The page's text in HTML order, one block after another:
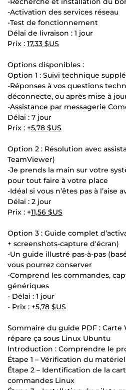
-Activation des services réseau
-Test de fonctionnement
Délai de livraison : 1 jour
Prix : 17,33 $US
Options disponibles :
Option 1 : Suivi technique
-Réponses à vos questions
déconnecte, ou après mise à
-Assistance par messagerie
Délai : 7 jour
Prix : +5,78 $US
Option 2 : Résolution avec
TeamViewer)
-Je prends la main sur votre
pour tout faire à votre place
-Idéal si vous n’êtes pas à l’aise
Délai : 2 jour
Prix : +11,56 $US
Option 3 : Guide complet
+ screenshots-capture d'écran)
-Un guide illustré pas-à-pas
vous pourrez conserver
-Comprend les commandes,
génériques
- Délai : 1 jour
- Prix : +5,78 $US
Sommaire du guide PDF : Carte
répare ça sous Linux Ubuntu
Introduction : Comprendre le
Étape 1 – Vérification du
Étape 2 – Identification de la
commandes Linux